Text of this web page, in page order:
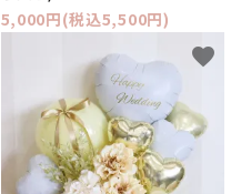
5,000円(税込5,500円)
favorite